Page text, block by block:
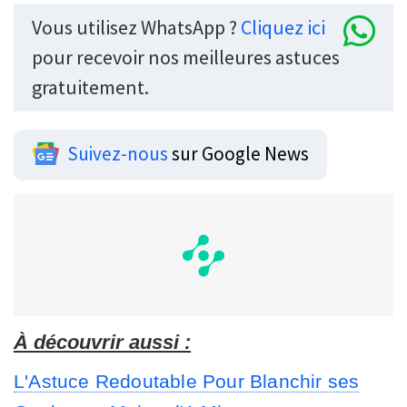
Vous utilisez WhatsApp ? Cliquez ici
pour recevoir nos meilleures astuces
gratuitement.
Suivez-noussur Google News
À découvrir aussi :
L'Astuce Redoutable Pour Blanchir ses